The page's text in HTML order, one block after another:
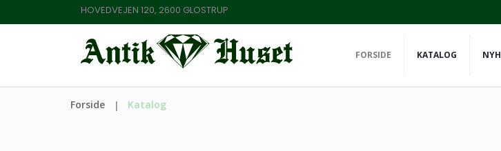
HOVEDVEJEN 120, 2600 GLOSTRUP
FORSIDE KATALOG
Forside Katalog